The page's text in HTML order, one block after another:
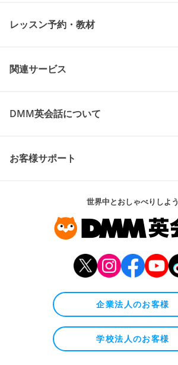
レッスン予約・教材
関連サービス
DMM英会話について
お客様サポート
世界中とおしゃべりしよう
企業法人のお客様
学校法人のお客様